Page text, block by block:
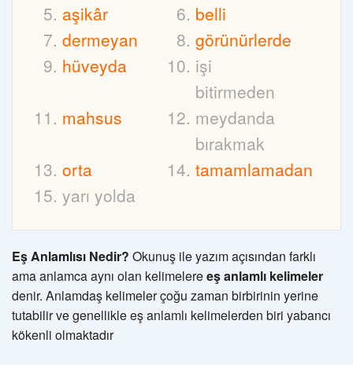
aşikâr
belli
dermeyan
görünürlerde
hüveyda
işi
bitirmeden
mahsus
meydanda
bırakmak
orta
tamamlamadan
yarı yolda
Eş Anlamlısı Nedir? Okunuş ile yazım açısından farklı
ama anlamca aynı olan kelimelereeş anlamlı kelimeler
denir. Anlamdaş kelimeler çoğu zaman birbirinin yerine
tutabilir ve genellikle eş anlamlı kelimelerden biri yabancı
kökenli olmaktadır